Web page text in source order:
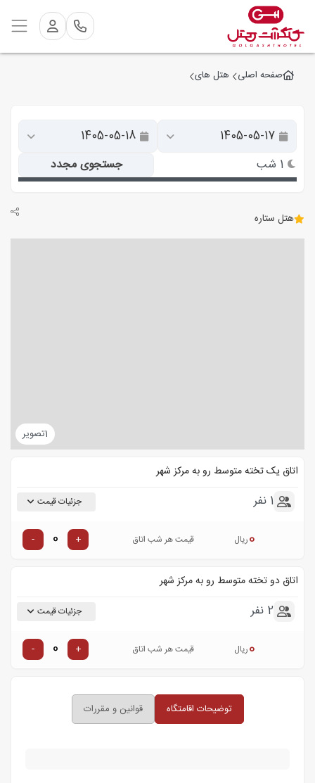
صفحه اصلی هتل های
هتل ستاره
1تصویر
اتاق یک تخته متوسط رو به مرکز شهر
1 نفر جزئیات قیمت
0ریال قیمت هر شب اتاق +
-
اتاق دو تخته متوسط رو به مرکز شهر
2 نفر جزئیات قیمت
0ریال قیمت هر شب اتاق +
-
توضیحات اقامتگاه قوانین و مقررات
1 شب جستجوی مجدد